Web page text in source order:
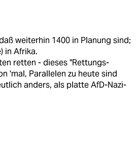
weiterhin 1400 in Planung sind;
in Afrika.
retten - dieses "Rettungs-
'mal, Parallelen zu heute sind
anders, als platte AfD-Nazi-